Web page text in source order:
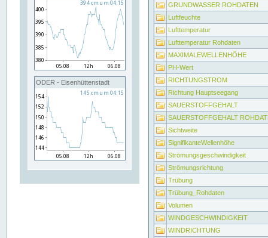
ODER - Eisenhüttenstadt
GRUNDWASSER ROHDATEN
Luftfeuchte
Lufttemperatur
Lufttemperatur Rohdaten
MAXIMALEWELLENHÖHE
PH-Wert
RICHTUNGSTROM
Richtung Hauptseegang
SAUERSTOFFGEHALT
SAUERSTOFFGEHALT
Sichtweite
SignifikanteWellenhöhe
Strömungsgeschwindigkeit
Strömungsrichtung
Trübung
Trübung_Rohdaten
Volumen
WINDGESCHWINDIGKEIT
WINDRICHTUNG